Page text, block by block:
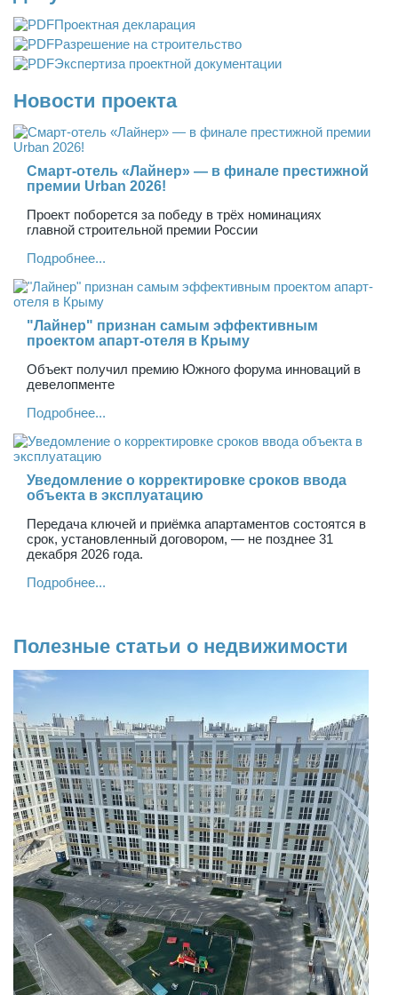
Проектная декларация
Разрешение на строительство
Экспертиза проектной документации
Новости проекта
Смарт-отель «Лайнер» — в финале престижной
премии Urban 2026!
Проект поборется за победу в трёх номинациях
главной строительной премии России
Подробнее...
"Лайнер" признан самым эффективным
проектом апарт-отеля в Крыму
Объект получил премию Южного форума инноваций в
девелопменте
Подробнее...
Уведомление о корректировке сроков ввода
объекта в эксплуатацию
Передача ключей и приёмка апартаментов состоятся в
срок, установленный договором, — не позднее 31
декабря 2026 года.
Подробнее...
Полезные статьи о недвижимости